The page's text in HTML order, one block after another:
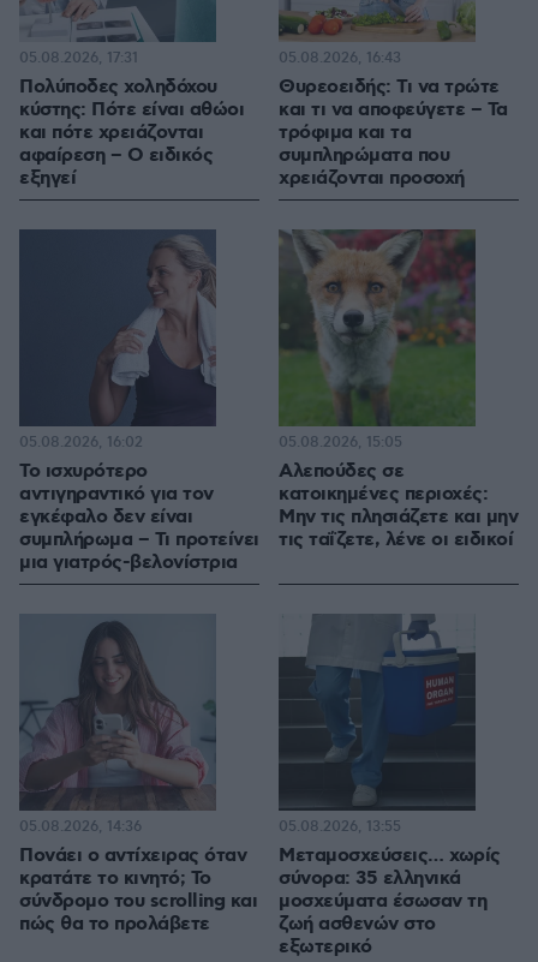
Πολύποδες χοληδόχου
κύστης: Πότε είναι αθώοι
και πότε χρειάζονται
αφαίρεση – Ο ειδικός
εξηγεί
05.08.2026, 17:31
Θυρεοειδής: Τι να τρώτε
και τι να αποφεύγετε – Τα
τρόφιμα και τα
συμπληρώματα που
χρειάζονται προσοχή
05.08.2026, 16:43
Το ισχυρότερο
αντιγηραντικό για τον
εγκέφαλο δεν είναι
συμπλήρωμα – Τι προτείνει
μια γιατρός-βελονίστρια
05.08.2026, 16:02
Αλεπούδες σε
κατοικημένες περιοχές:
Μην τις πλησιάζετε και μην
τις ταΐζετε, λένε οι ειδικοί
05.08.2026, 15:05
Πονάει ο αντίχειρας όταν
κρατάτε το κινητό; Το
σύνδρομο του scrolling και
πώς θα το προλάβετε
05.08.2026, 14:36
Μεταμοσχεύσεις… χωρίς
σύνορα: 35 ελληνικά
μοσχεύματα έσωσαν τη
ζωή ασθενών στο
εξωτερικό
05.08.2026, 13:55